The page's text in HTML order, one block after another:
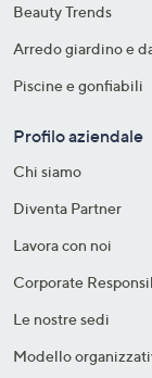
Beauty Trends
Arredo giardino e
Piscine e gonfiabili
Profilo aziendale
Chi siamo
Diventa Partner
Lavora con noi
Corporate
Le nostre sedi
Modello